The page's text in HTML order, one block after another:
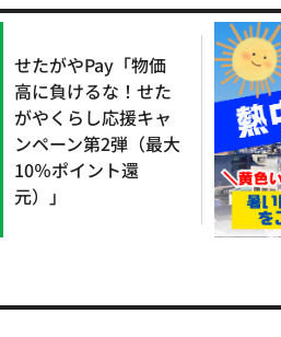
せたがやPay「物価
高に負けるな！せた
がやくらし応援キャ
ンペーン第2弾（最大
10％ポイント還
元）」